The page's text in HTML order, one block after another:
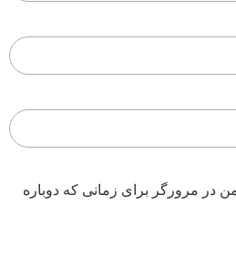
در مرورگر برای زمانی که دوباره